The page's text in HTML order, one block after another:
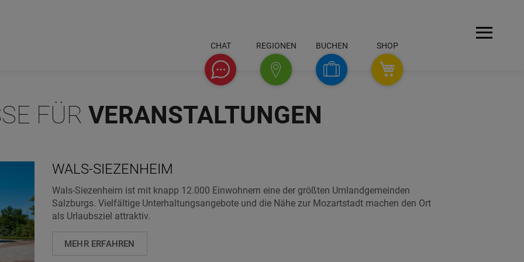
CHAT REGIONEN BUCHEN SHOP
SHOP
FÜR VERANSTALTUNGEN
WALS-SIEZENHEIM
Wals-Siezenheim ist mit knapp 12.000 Einwohnern eine der größten Umlandgemeinden
Salzburgs. Vielfältige Unterhaltungsangebote und die Nähe zur Mozartstadt machen den Ort
als Urlaubsziel attraktiv.
MEHR ERFAHREN